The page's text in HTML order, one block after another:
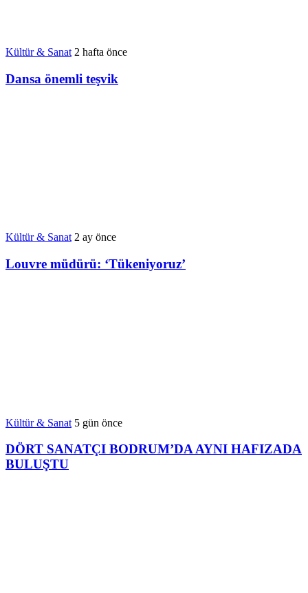
Kültür & Sanat 2 hafta önce
Dansa önemli teşvik
Kültür & Sanat 2 ay önce
Louvre müdürü: ‘Tükeniyoruz’
Kültür & Sanat 5 gün önce
DÖRT SANATÇI BODRUM’DA AYNI HAFIZADA
BULUŞTU